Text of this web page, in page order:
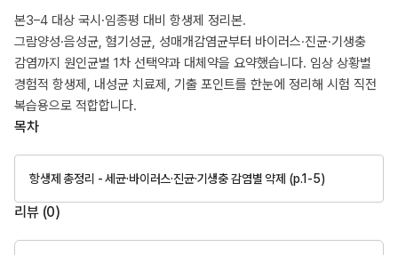
본3–4 대상 국시·임종평 대비 항생제 정리본.
그람양성·음성균, 혐기성균, 성매개감염균부터 바이러스·진균·기생충
감염까지 원인균별 1차 선택약과 대체약을 요약했습니다. 임상 상황별
경험적 항생제, 내성균 치료제, 기출 포인트를 한눈에 정리해 시험 직전
복습용으로 적합합니다.
목차
항생제 총정리 - 세균·바이러스·진균·기생충 감염별 약제 (p.1-5)
리뷰 (0)